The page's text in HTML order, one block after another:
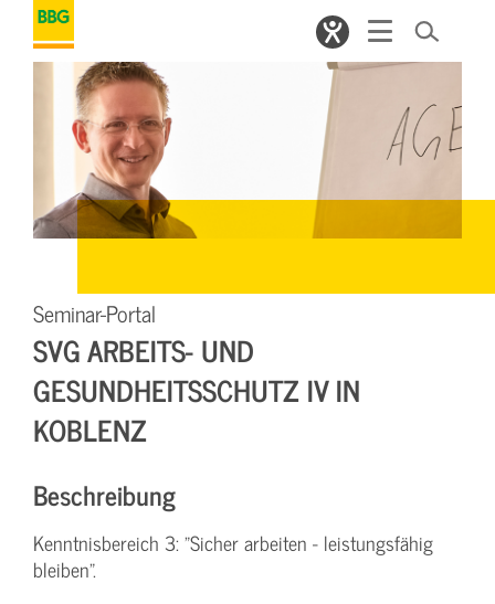
Seminar-Portal
SVG ARBEITS- UND
GESUNDHEITSSCHUTZ IV IN
KOBLENZ
Beschreibung
Kenntnisbereich 3: "Sicher arbeiten - leistungsfähig
bleiben".